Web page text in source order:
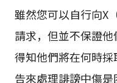
雖然您可以自行向X
請求，但並不保證
得知他們將在何時
告來處理誹謗中傷是